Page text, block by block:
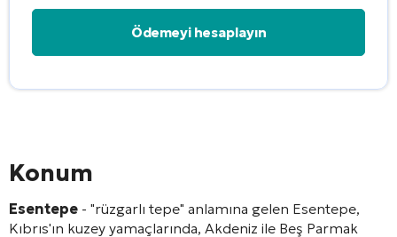
Konum
Esentepe - "rüzgarlı tepe" anlamına gelen Esentepe,
Kıbrıs'ın kuzey yamaçlarında, Akdeniz ile Beş Parmak